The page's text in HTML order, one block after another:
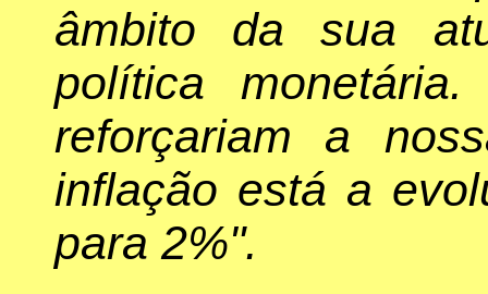
âmbito da sua
política
reforçariam a
inflação está a
para 2%".